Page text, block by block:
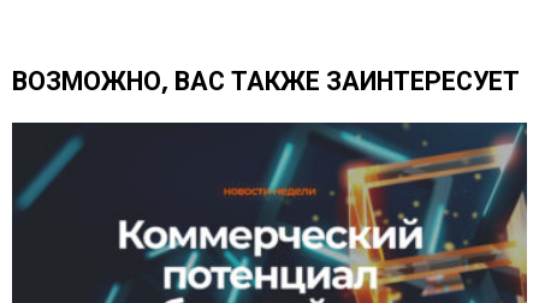
е
ВОЗМОЖНО, ВАС ТАКЖЕ ЗАИНТЕРЕСУЕТ